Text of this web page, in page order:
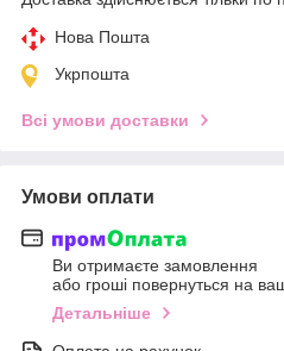
Нова Пошта
Укрпошта
Всі умови доставки
Умови оплати
Ви отримаєте замовлення
або гроші повернуться на
Детальніше